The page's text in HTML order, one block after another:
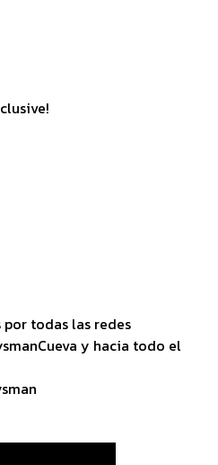
todas las redes
y hacia todo el